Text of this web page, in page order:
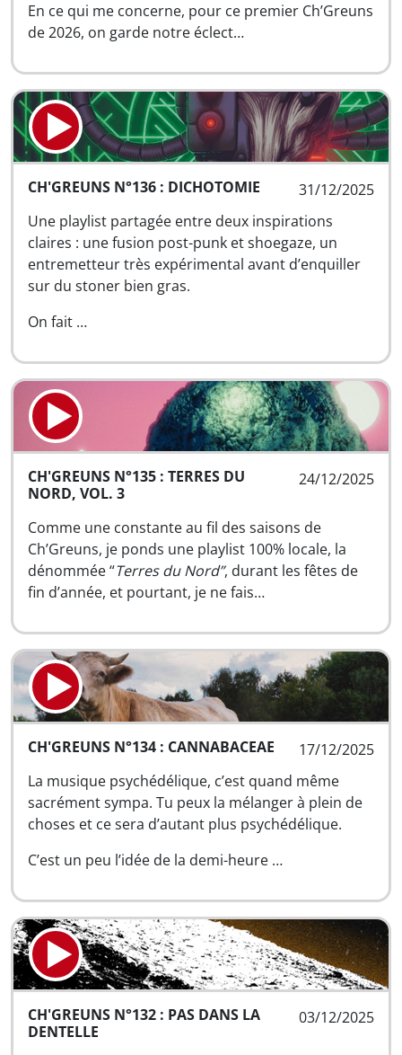
En ce qui me concerne, pour ce premier Ch’Greuns
de 2026, on garde notre éclect…
31/12/2025
CH'GREUNS N°136 : DICHOTOMIE
Une playlist partagée entre deux inspirations
claires : une fusion post-punk et shoegaze, un
entremetteur très expérimental avant d’enquiller
sur du stoner bien gras.
On fait …
24/12/2025
CH'GREUNS N°135 : TERRES DU
NORD, VOL. 3
Comme une constante au fil des saisons de
Ch’Greuns, je ponds une playlist 100% locale, la
dénommée “Terres du Nord”, durant les fêtes de
fin d’année, et pourtant, je ne fais…
17/12/2025
CH'GREUNS N°134 : CANNABACEAE
La musique psychédélique, c’est quand même
sacrément sympa. Tu peux la mélanger à plein de
choses et ce sera d’autant plus psychédélique.
C’est un peu l’idée de la demi-heure …
03/12/2025
CH'GREUNS N°132 : PAS DANS LA
DENTELLE